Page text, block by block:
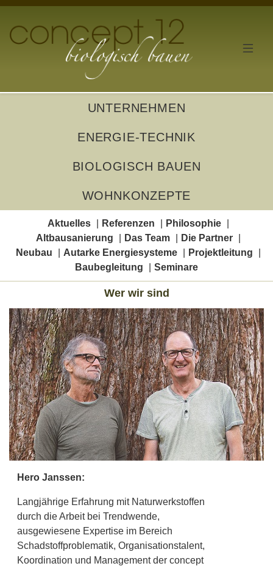
UNTERNEHMEN
ENERGIE-TECHNIK
BIOLOGISCH BAUEN
WOHNKONZEPTE
Aktuelles Referenzen
Philosophie
Altbausanierung
Das Team
Die Partner
Neubau
Autarke Energiesysteme
Projektleitung
Baubegleitung
Seminare
Wer wir sind
Hero Janssen:
Langjährige Erfahrung mit Naturwerkstoffen
durch die Arbeit bei Trendwende,
ausgewiesene Expertise im Bereich
Schadstoffproblematik, Organisationstalent,
Koordination und Management der concept